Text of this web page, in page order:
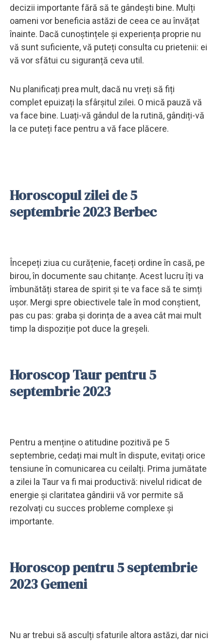
decizii importante fără să te gândești bine. Mulți
oameni vor beneficia astăzi de ceea ce au învățat
înainte. Dacă cunoștințele și experiența proprie nu
vă sunt suficiente, vă puteți consulta cu prietenii: ei
vă vor sfătui cu siguranță ceva util.
Nu planificați prea mult, dacă nu vreți să fiți
complet epuizați la sfârșitul zilei. O mică pauză vă
va face bine. Luați-vă gândul de la rutină, gândiți-vă
la ce puteți face pentru a vă face plăcere.
Horoscopul zilei de 5
septembrie 2023 Berbec
Începeți ziua cu curățenie, faceți ordine în casă, pe
birou, în documente sau chitanțe. Acest lucru îți va
îmbunătăți starea de spirit și te va face să te simți
ușor. Mergi spre obiectivele tale în mod conștient,
pas cu pas: graba și dorința de a avea cât mai mult
timp la dispoziție pot duce la greșeli.
Horoscop Taur pentru 5
septembrie 2023
Pentru a menține o atitudine pozitivă pe 5
septembrie, cedați mai mult în dispute, evitați orice
tensiune în comunicarea cu ceilalți. Prima jumătate
a zilei la Taur va fi mai productivă: nivelul ridicat de
energie și claritatea gândirii vă vor permite să
rezolvați cu succes probleme complexe și
importante.
Horoscop pentru 5 septembrie
2023 Gemeni
Nu ar trebui să asculți sfaturile altora astăzi, dar nici